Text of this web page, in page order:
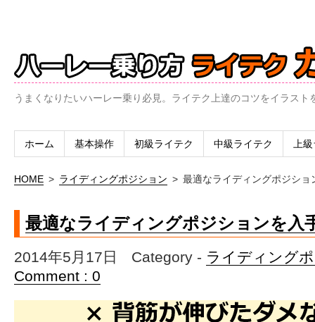
うまくなりたいハーレー乗り必見。ライテク上達のコツをイラスト
ホーム 基本操作 初級ライテク 中級ライテク 上
HOME > ライディングポジション > 最適なライディングポジショ
最適なライディングポジションを入
2014年5月17日 Category - ライディング
Comment : 0